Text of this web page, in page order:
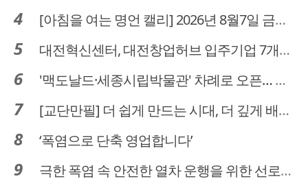
[아침을 여는 명언 캘리] 2026년 8월7일 금요일
대전혁신센터, 대전창업허브 입주기업 7개사 모집
'맥도날드·세종시립박물관' 차례로 오픈… 고운동 정주여건 좋아진다
[교단만필] 더 쉽게 만드는 시대, 더 깊게 배우는 교육
‘폭염으로 단축 영업합니다’
극한 폭염 속 안전한 열차 운행을 위한 선로관리